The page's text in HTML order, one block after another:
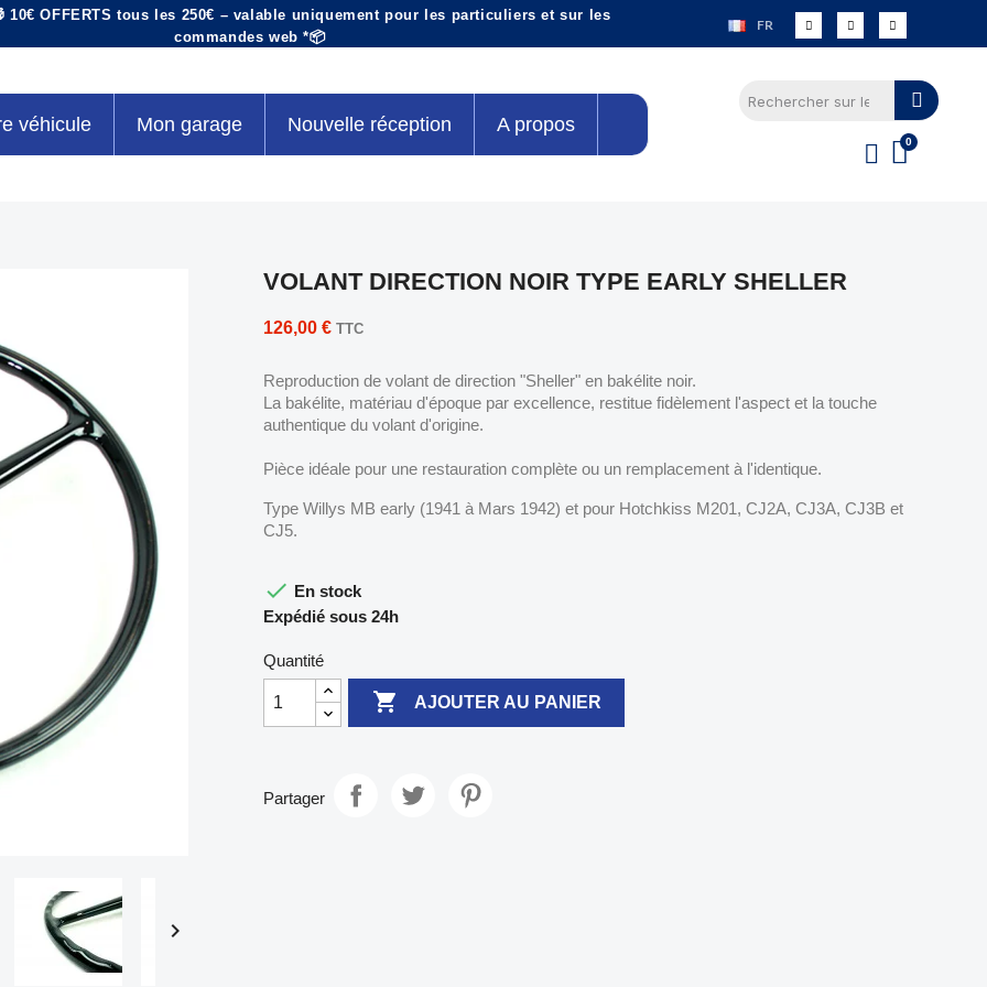
10€ OFFERTS tous les 250€ – valable uniquement pour les particuliers et sur les
commandes web *📦
FR
véhicule Mon garage Nouvelle réception A propos

VOLANT DIRECTION NOIR TYPE EARLY SHELLER
126,00 € TTC
Reproduction de volant de direction "Sheller" en bakélite noir.
La bakélite, matériau d'époque par excellence, restitue fidèlement l'aspect et la touche
authentique du volant d'origine.
Pièce idéale pour une restauration complète ou un remplacement à l'identique.
Type Willys MB early (1941 à Mars 1942) et pour Hotchkiss M201, CJ2A, CJ3A, CJ3B et
CJ5.
 En stock
Expédié sous 24h
Quantité
 AJOUTER AU PANIER
Partager